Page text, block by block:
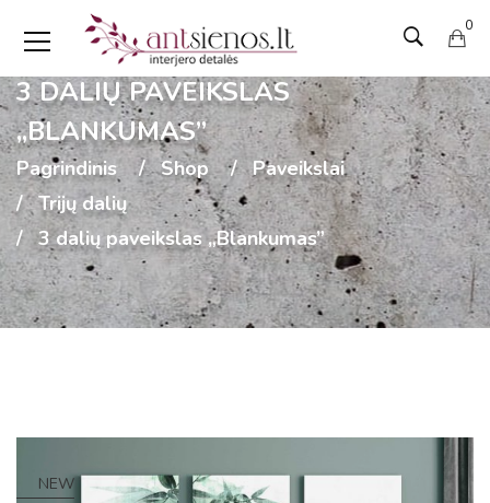
0
3 DALIŲ PAVEIKSLAS
„BLANKUMAS”
Pagrindinis Shop
Paveikslai
Trijų dalių
3 dalių paveikslas „Blankumas”
NEW